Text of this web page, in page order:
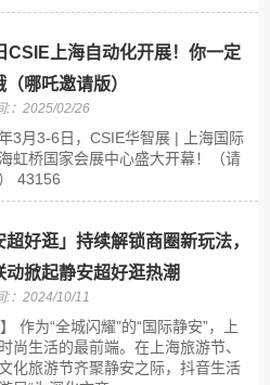
CSIE上海自动化开展！你一定
哪吒邀请版）
:：2025/02/26
3月3-6日，CSIE华智展 | 上海国际
虹桥国家会展中心盛大开幕！（请
43156
超好逛」持续解锁商圈新玩法，
动掀起静安超好逛热潮
:：2024/10/11
】 作为“全城闪耀”的“国际静安”，上
尚生活的最前端。在上海旅游节、
化旅游节齐聚静安之际，抖音生活